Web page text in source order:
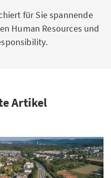
für Sie spannende
Human Resources und
Artikel